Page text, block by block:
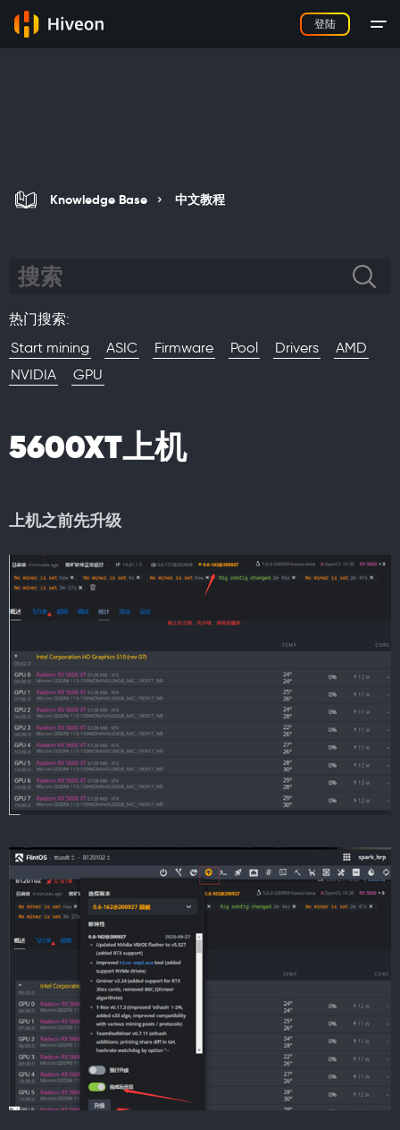
登陆
Knowledge Base 中文教程
热门搜索:
Start mining
ASIC Firmware Pool Drivers
AMD
NVIDIA
GPU
5600XT上机
上机之前先升级